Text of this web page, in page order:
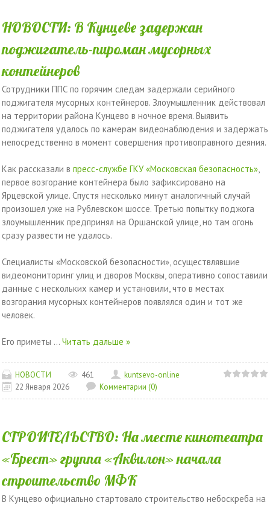
НОВОСТИ: В Кунцеве задержан
поджигатель-пироман мусорных
контейнеров
Сотрудники ППС по горячим следам задержали серийного
поджигателя мусорных контейнеров. Злоумышленник действовал
на территории района Кунцево в ночное время. Выявить
поджигателя удалось по камерам видеонаблюдения и задержать
непосредственно в момент совершения противоправного деяния.
Как рассказали в пресс-службе ГКУ «Московская безопасность»
первое возгорание контейнера было зафиксировано на
Ярцевской улице. Спустя несколько минут аналогичный случай
произошел уже на Рублевском шоссе. Третью попытку поджога
злоумышленник предпринял на Оршанской улице, но там огонь
сразу развести не удалось.
Специалисты «Московской безопасности», осуществлявшие
видеомониторинг улиц и дворов Москвы, оперативно сопоставили
данные с нескольких камер и установили, что в местах
возгорания мусорных контейнеров появлялся один и тот же
человек.
Его приметы ... Читать дальше »
НОВОСТИ 461
kuntsevo-online
22 Января 2026
Комментарии (0)
СТРОИТЕЛЬСТВО: На месте кинотеатра
«Брест» группа «Аквилон» начала
строительство МФК
В Кунцево официально стартовало строительство небоскреба на